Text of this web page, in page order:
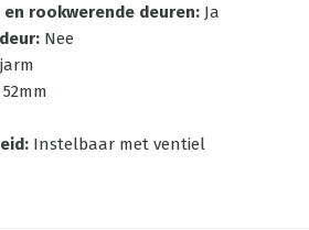
rookwerende deuren: Ja
: Nee
52mm
: Instelbaar met ventiel